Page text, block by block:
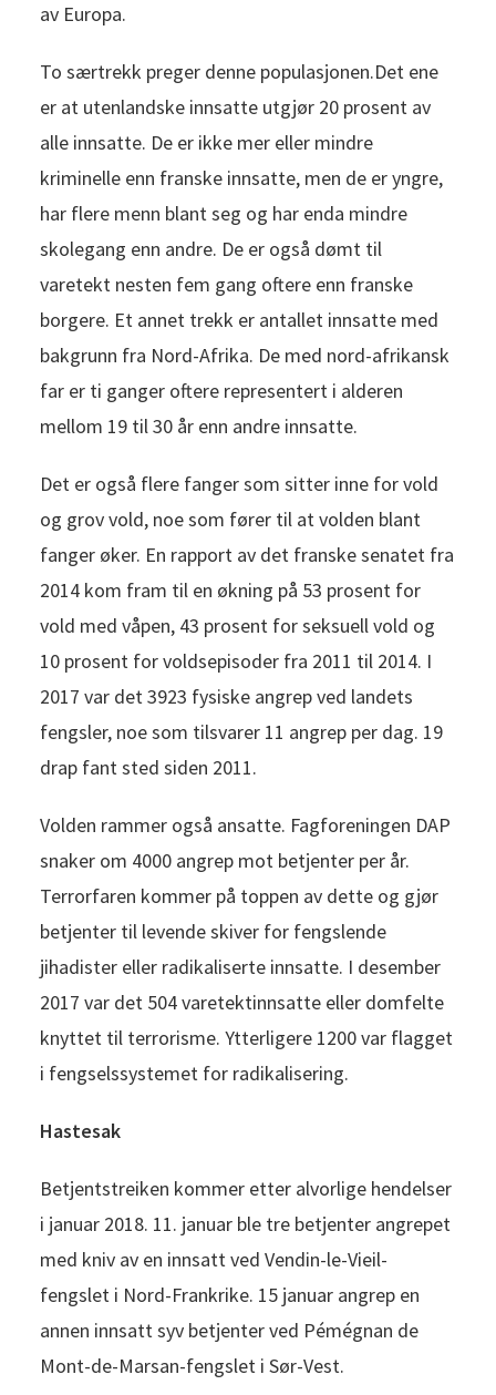
av Europa.
To særtrekk preger denne populasjonen.Det ene
er at utenlandske innsatte utgjør 20 prosent av
alle innsatte. De er ikke mer eller mindre
kriminelle enn franske innsatte, men de er yngre,
har flere menn blant seg og har enda mindre
skolegang enn andre. De er også dømt til
varetekt nesten fem gang oftere enn franske
borgere. Et annet trekk er antallet innsatte med
bakgrunn fra Nord-Afrika. De med nord-afrikansk
far er ti ganger oftere representert i alderen
mellom 19 til 30 år enn andre innsatte.
Det er også flere fanger som sitter inne for vold
og grov vold, noe som fører til at volden blant
fanger øker. En rapport av det franske senatet fra
2014 kom fram til en økning på 53 prosent for
vold med våpen, 43 prosent for seksuell vold og
10 prosent for voldsepisoder fra 2011 til 2014. I
2017 var det 3923 fysiske angrep ved landets
fengsler, noe som tilsvarer 11 angrep per dag. 19
drap fant sted siden 2011.
Volden rammer også ansatte. Fagforeningen DAP
snaker om 4000 angrep mot betjenter per år.
Terrorfaren kommer på toppen av dette og gjør
betjenter til levende skiver for fengslende
jihadister eller radikaliserte innsatte. I desember
2017 var det 504 varetektinnsatte eller domfelte
knyttet til terrorisme. Ytterligere 1200 var flagget
i fengselssystemet for radikalisering.
Hastesak
Betjentstreiken kommer etter alvorlige hendelser
i januar 2018. 11. januar ble tre betjenter angrepet
med kniv av en innsatt ved Vendin-le-Vieil-
fengslet i Nord-Frankrike. 15 januar angrep en
annen innsatt syv betjenter ved Pémégnan de
Mont-de-Marsan-fengslet i Sør-Vest.